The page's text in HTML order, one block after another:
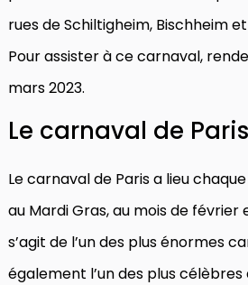
rues de Schiltigheim, Bischheim
Pour assister à ce carnaval,
mars 2023.
Le carnaval de Paris
Le carnaval de Paris a lieu
au Mardi Gras, au mois de février
s’agit de l’un des plus énormes
également l’un des plus célèbres